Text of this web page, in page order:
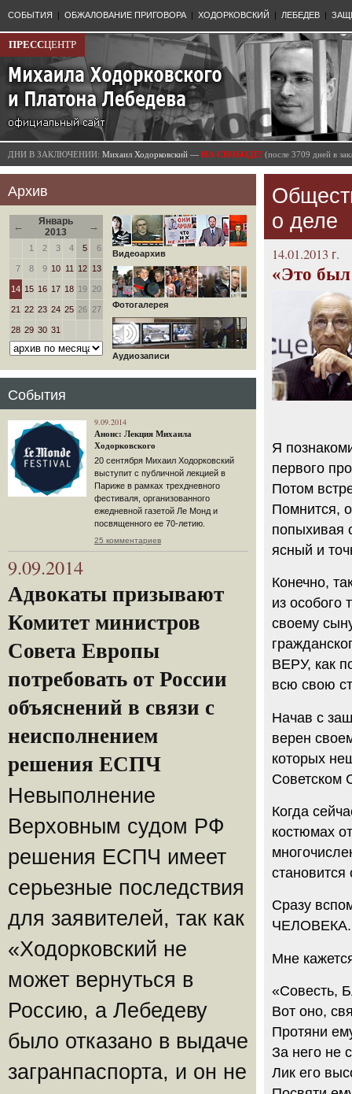
СОБЫТИЯ | ОБЖАЛОВАНИЕ ПРИГОВОРА | ХОДОРКОВСКИЙ | ЛЕБЕДЕВ |
ПРЕССЦЕНТР
ДНИ В ЗАКЛЮЧЕНИИ: Михаил Ходорковский — НА СВОБОДЕ! (после 3709 дней в
Архив
←
Январь
2013
→
1 2 3 4 5 6
7 8 9 10 11 12 13
14 15 16 17 18 19 20
21 22 23 24 25 26 27
28 29 30 31
Видеоархив
Фотогалерея
Аудиозаписи
События
9.09.2014
Анонс: Лекция Михаила
Ходорковского
20 сентября Михаил Ходорковский
выступит с публичной лекцией в
Париже в рамках трехдневного
фестиваля, организованного
ежедневной газетой Ле Монд и
посвященного ее 70-летию.
25 комментариев
9.09.2014
Адвокаты призывают
Комитет министров
Совета Европы
потребовать от России
объяснений в связи с
неисполнением
решения ЕСПЧ
Невыполнение
Верховным судом РФ
решения ЕСПЧ имеет
серьезные последствия
для заявителей, так как
«Ходорковский не
может вернуться в
Россию, а Лебедеву
было отказано в выдаче
загранпаспорта, и он не
о деле
14.01.2013 г.
«Это был
Я
первого
Потом
Помнится,
попыхивая
ясный и
Конечно,
из особого
своему
ВЕРУ, как
всю свою
Начав с
верен
которых
Советском
Когда
костюмах
Сразу
ЧЕЛОВЕКА.
Мне
«Совесть,
Вот оно,
Протяни
За него не
Лик его